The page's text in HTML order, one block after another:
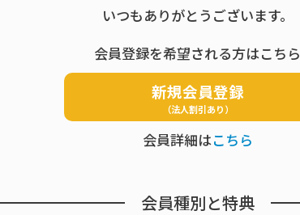
いつもありがとうございます。
会員登録を希望される方はこちら
新規会員登録
（法人割引あり）
会員詳細はこちら
会員種別と特典